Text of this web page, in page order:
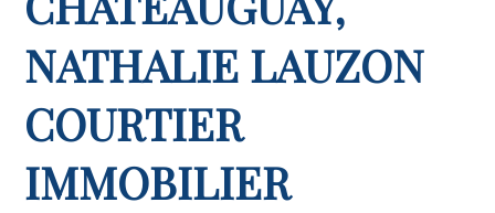
NATHALIE LAUZON
COURTIER
IMMOBILIER